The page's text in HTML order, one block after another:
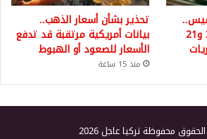
سعر جرام ذهب 24 و22 و21
تحذير بشأن أسعار الذهب..
بيانات أمريكية مرتقبة قد تدفع
الأسعار للصعود أو الهبوط
منذ 15 ساعة
محفوظة تركيا عاجل 2026